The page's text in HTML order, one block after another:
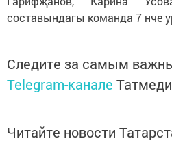
составындагы команда 7 нче
Следите за самым
Telegram-канале
Читайте новости